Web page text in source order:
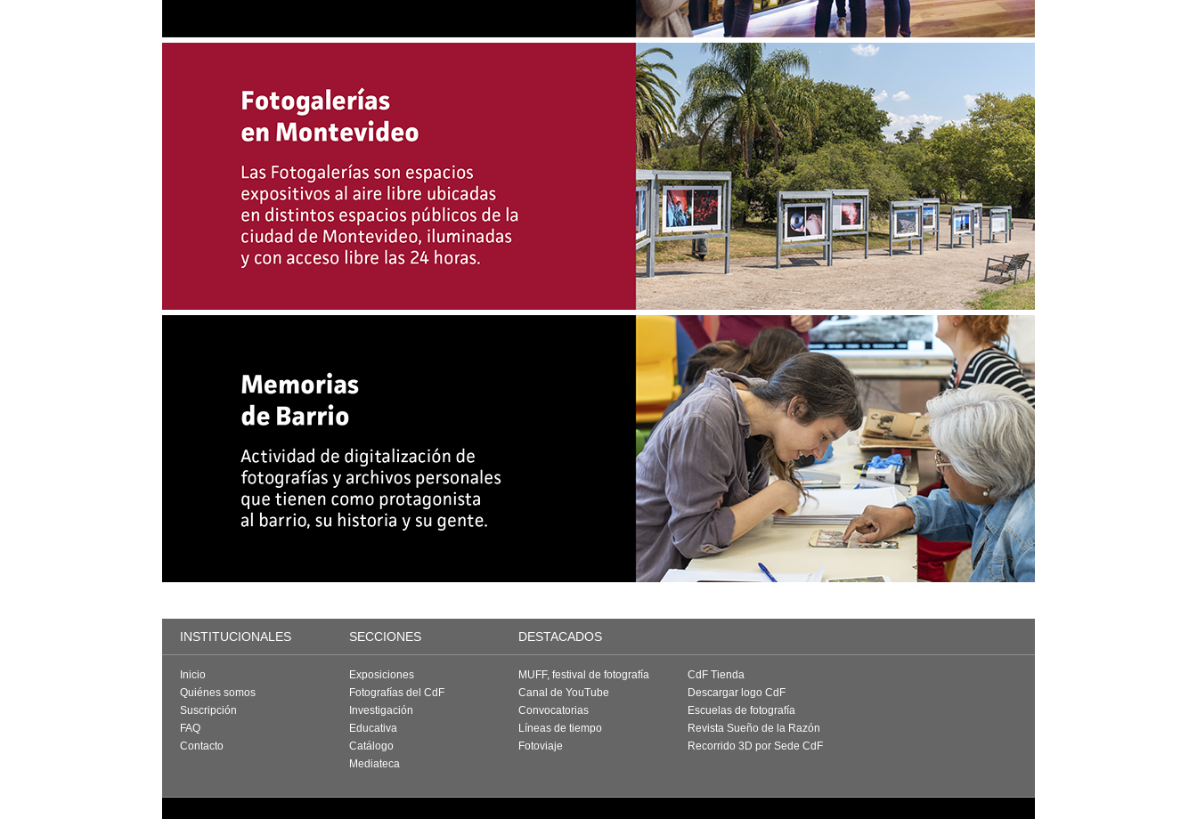
INSTITUCIONALES SECCIONES DESTACADOS
Inicio
Quiénes somos
Suscripción
FAQ
Contacto
Exposiciones
Fotografías del CdF
Investigación
Educativa
Catálogo
Mediateca
MUFF, festival de fotografía
Canal de YouTube
Convocatorias
Líneas de tiempo
Fotoviaje
CdF Tienda
Descargar logo CdF
Escuelas de fotografía
Revista Sueño de la Razón
Recorrido 3D por Sede CdF